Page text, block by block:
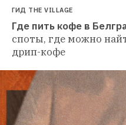
ГИД THE VILLAGE
Где пить кофе в
споты, где можно
дрип-кофе